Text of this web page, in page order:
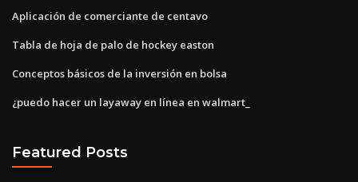
Aplicación de comerciante de centavo
Tabla de hoja de palo de hockey easton
Conceptos básicos de la inversión en bolsa
¿puedo hacer un layaway en línea en walmart_
Featured Posts